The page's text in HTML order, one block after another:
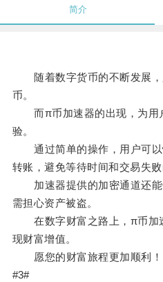
简介
随着数字货币的不断发展，
币。
而π币加速器的出现，为用
验。
通过简单的操作，用户可以
转账，避免等待时间和交易失败
加速器提供的加密通道还能
需担心资产被盗。
在数字财富之路上，π币加
现财富增值。
愿您的财富旅程更加顺利！
#3#